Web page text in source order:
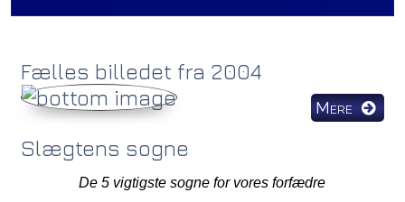
Fælles billedet fra 2004
Mere
Slægtens sogne
De 5 vigtigste sogne for vores forfædre